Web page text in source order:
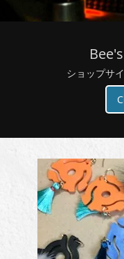
ショップサ